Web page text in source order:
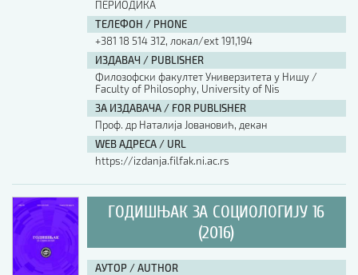
ПЕРИОДИКА
ТЕЛЕФОН / PHONE
+381 18 514 312, локал/ext 191,194
ИЗДАВАЧ / PUBLISHER
Филозофски факултет Универзитета у Нишу /
Faculty of Philosophy, University of Nis
ЗА ИЗДАВАЧА / FOR PUBLISHER
Проф. др Наталија Јовановић, декан
WEB АДРЕСА / URL
https://izdanja.filfak.ni.ac.rs
ГОДИШЊАК ЗА СОЦИОЛОГИЈУ 16
(2016)
АУТОР / AUTHOR